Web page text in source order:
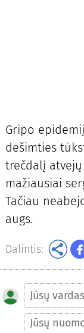
Gripo
dešimties
trečdalį
mažiausiai
Tačiau
augs.
Dalintis: